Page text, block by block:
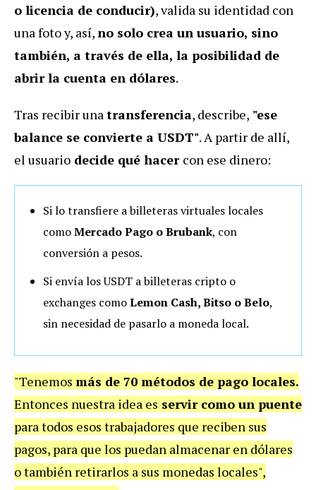
o licencia de conducir), valida su identidad con
una foto y, así,no solo crea un usuario, sino
también, a través de ella, la posibilidad de
abrir la cuenta en dólares.
Tras recibir unatransferencia, describe, "ese
balance se convierte a USDT". A partir de allí,
el usuario decide qué hacer con ese dinero:
Si lo transfiere a billeteras virtuales locales
comoMercado Pago o Brubank, con
conversión a pesos.
Si envía los USDT a billeteras cripto o
exchanges comoLemon Cash, Bitso o Belo,
sin necesidad de pasarlo a moneda local.
"Tenemos más de 70 métodos de pago locales.
Entonces nuestra idea es servir como un puente
para todos esos trabajadores que reciben sus
pagos, para que los puedan almacenar en dólares
o también retirarlos a sus monedas locales",